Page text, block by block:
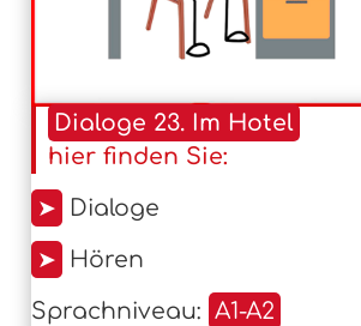
Dialoge 23. Im Hotel
hier finden Sie:
➤ Dialoge
➤ Hören
Sprachniveau: A1-A2